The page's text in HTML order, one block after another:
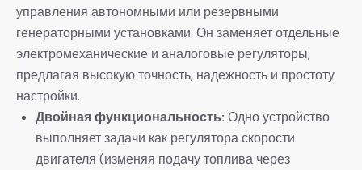
управления автономными или резервными
генераторными установками. Он заменяет отдельные
электромеханические и аналоговые регуляторы,
предлагая высокую точность, надежность и простоту
настройки.
​Двойная функциональность:​ ​ Одно устройство
выполняет задачи как регулятора скорости
двигателя (изменяя подачу топлива через